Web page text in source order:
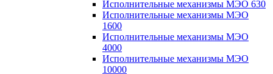
Исполнительные механизмы МЭО 630
Исполнительные механизмы МЭО
1600
Исполнительные механизмы МЭО
4000
Исполнительные механизмы МЭО
10000